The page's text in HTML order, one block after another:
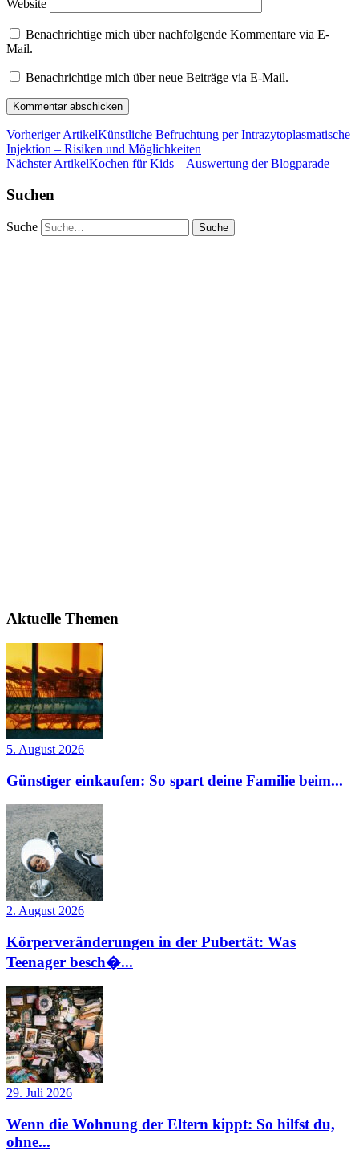
Website
Benachrichtige mich über nachfolgende Kommentare via E-
Mail.
Benachrichtige mich über neue Beiträge via E-Mail.
Vorheriger ArtikelKünstliche Befruchtung per Intrazytoplasmatische
Injektion – Risiken und Möglichkeiten
Nächster ArtikelKochen für Kids – Auswertung der Blogparade
Suchen
Suche
Aktuelle Themen
5. August 2026
Günstiger einkaufen: So spart deine Familie beim...
2. August 2026
Körperveränderungen in der Pubertät: Was
Teenager besch�...
29. Juli 2026
Wenn die Wohnung der Eltern kippt: So hilfst du,
ohne...